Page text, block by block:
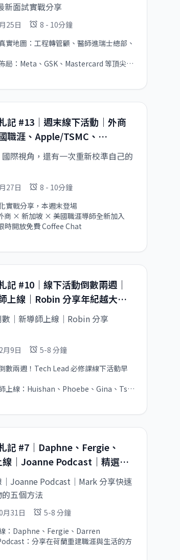
新面試實戰分享
25日
8 - 10分鐘
實地圖：工程轉管顧、醫師進瑞士總部、
局：Meta、GSK、Mastercard 等頂尖企
記 #13｜週末線下活動｜外商
職涯、Apple/TSMC、
等多位新導師上線
際視角，還有一次重新校準自己的
27日
8 - 10分鐘
實戰分享，本週末登場
商 × 新加坡 × 美國職涯導師全新加入
時開放免費 Coffee Chat
記 #10｜線下活動倒數兩週｜
上線｜Robin 分享年紀越大，
｜新導師上線｜Robin 分享
月9日
5-8 分鐘
數兩週！Tech Lead 必修課線下活動早
上線：Huishan、Phoebe、Gina、Tsu-
記 #7｜Daphne、Fergie、
線｜Joanne Podcast｜精選導
Joanne Podcast｜Mark 分享快速
五個方法
月31日
5-8 分鐘
：Daphne、Fergie、Darren
：分享在荷蘭重建職涯與生活的方